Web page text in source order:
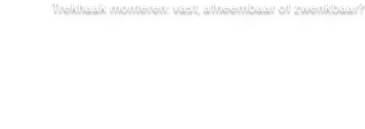
Trekhaak monteren: vast, afneembaar of